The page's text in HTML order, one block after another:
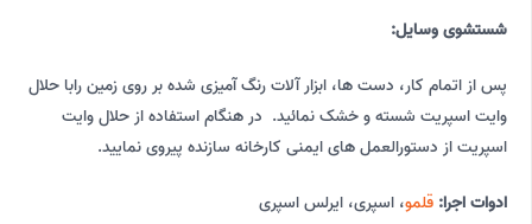
شستشوی وسایل:
پس از اتمام کار، دست ها، ابزار آلات رنگ آمیزی شده بر روی زمین رابا حلال
وایت اسپریت شسته و خشک نمائید. در هنگام استفاده از حلال وایت
اسپریت از دستورالعمل های ایمنی کارخانه سازنده پیروی نمایید.
ادوات اجرا: قلمو، اسپری، ایرلس اسپری